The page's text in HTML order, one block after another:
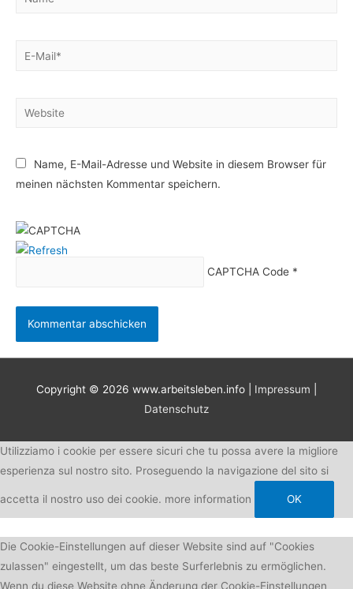
E-
Website
Name, E-Mail-Adresse und Website in diesem Browser für
meinen nächsten Kommentar speichern.
CAPTCHA Code*
Copyright © 2026 www.arbeitsleben.info Impressum
Datenschutz
Utilizziamo i cookie per essere sicuri che tu possa avere la migliore
esperienza sul nostro sito. Proseguendo la navigazione del sito si
accetta il nostro uso dei cookie. more information OK
Die Cookie-Einstellungen auf dieser Website sind auf "Cookies
zulassen" eingestellt, um das beste Surferlebnis zu ermöglichen.
Wenn du diese Website ohne Änderung der Cookie-Einstellungen